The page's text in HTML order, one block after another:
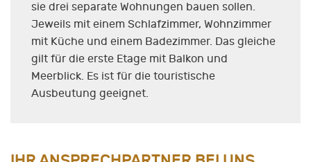
sie drei separate Wohnungen bauen sollen.
Jeweils mit einem Schlafzimmer, Wohnzimmer
mit Küche und einem Badezimmer. Das gleiche
gilt für die erste Etage mit Balkon und
Meerblick. Es ist für die touristische
Ausbeutung geeignet.